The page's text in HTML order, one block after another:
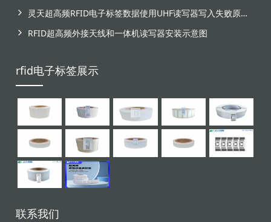
灵天超高频RFID电子标签数据使用UHF读写器写入失败原因分析
RFID超高频外接天线和一体机读写器安装示意图
rfid电子标签展示
联系我们